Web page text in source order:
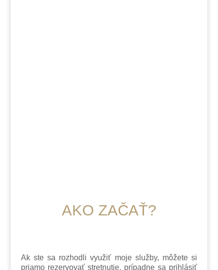
AKO ZAČAŤ?
Ak ste sa rozhodli využiť moje služby, môžete si
priamo rezervovať stretnutie, prípadne sa prihlásiť